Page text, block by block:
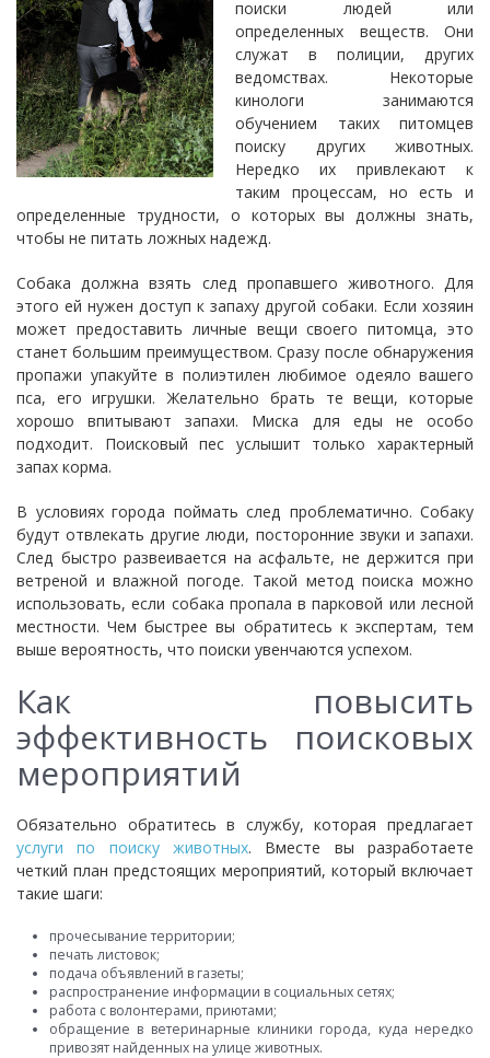
поиски людей или
определенных веществ. Они
служат в полиции, других
ведомствах. Некоторые
кинологи занимаются
обучением таких питомцев
поиску других животных.
Нередко их привлекают к
таким процессам, но есть и
определенные трудности, о которых вы должны знать,
чтобы не питать ложных надежд.
Собака должна взять след пропавшего животного. Для
этого ей нужен доступ к запаху другой собаки. Если хозяин
может предоставить личные вещи своего питомца, это
станет большим преимуществом. Сразу после обнаружения
пропажи упакуйте в полиэтилен любимое одеяло вашего
пса, его игрушки. Желательно брать те вещи, которые
хорошо впитывают запахи. Миска для еды не особо
подходит. Поисковый пес услышит только характерный
запах корма.
В условиях города поймать след проблематично. Собаку
будут отвлекать другие люди, посторонние звуки и запахи.
След быстро развеивается на асфальте, не держится при
ветреной и влажной погоде. Такой метод поиска можно
использовать, если собака пропала в парковой или лесной
местности. Чем быстрее вы обратитесь к экспертам, тем
выше вероятность, что поиски увенчаются успехом.
Как повысить
эффективность поисковых
мероприятий
Обязательно обратитесь в службу, которая предлагает
услуги по поиску животных. Вместе вы разработаете
четкий план предстоящих мероприятий, который включает
такие шаги:
прочесывание территории;
печать листовок;
подача объявлений в газеты;
распространение информации в социальных сетях;
работа с волонтерами, приютами;
обращение в ветеринарные клиники города, куда нередко
привозят найденных на улице животных.